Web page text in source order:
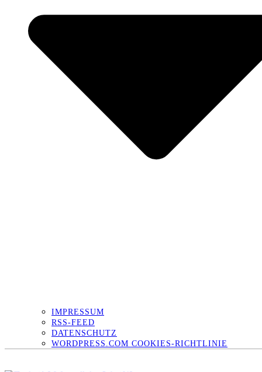
IMPRESSUM
RSS-FEED
DATENSCHUTZ
WORDPRESS.COM COOKIES-RICHTLINIE